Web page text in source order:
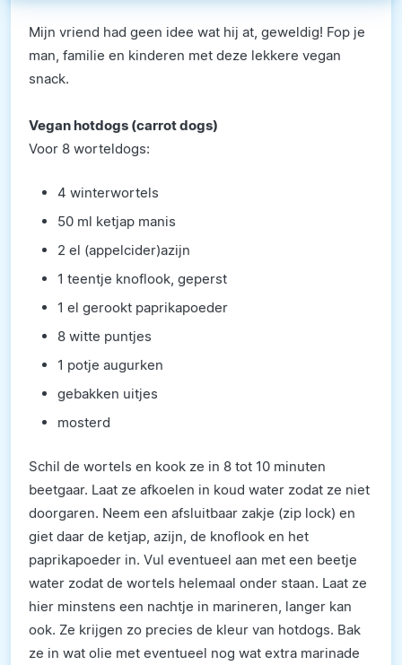
Mijn vriend had geen idee wat hij at, geweldig! Fop je
man, familie en kinderen met deze lekkere vegan
snack.
Vegan hotdogs (carrot dogs)
Voor 8 worteldogs:
4 winterwortels
50 ml ketjap manis
2 el (appelcider)azijn
1 teentje knoflook, geperst
1 el gerookt paprikapoeder
8 witte puntjes
1 potje augurken
gebakken uitjes
mosterd
Schil de wortels en kook ze in 8 tot 10 minuten
beetgaar. Laat ze afkoelen in koud water zodat ze niet
doorgaren. Neem een afsluitbaar zakje (zip lock) en
giet daar de ketjap, azijn, de knoflook en het
paprikapoeder in. Vul eventueel aan met een beetje
water zodat de wortels helemaal onder staan. Laat ze
hier minstens een nachtje in marineren, langer kan
ook. Ze krijgen zo precies de kleur van hotdogs. Bak
ze in wat olie met eventueel nog wat extra marinade